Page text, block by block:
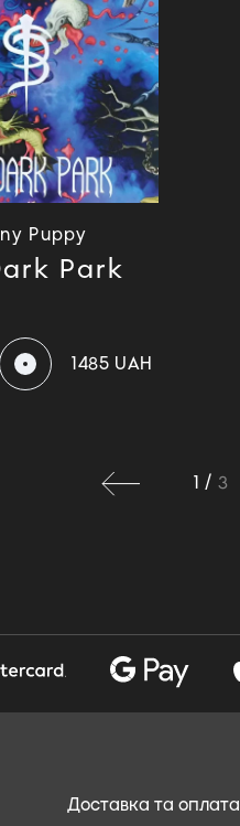
Puppy
Park
1485 UAH
1 / 3
Доставка та оплата